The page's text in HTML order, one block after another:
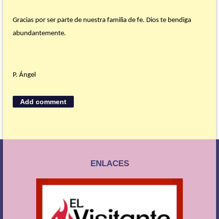
Gracias por ser parte de nuestra familia de fe. Dios te bendiga
abundantemente.
P. Ángel
ENLACES